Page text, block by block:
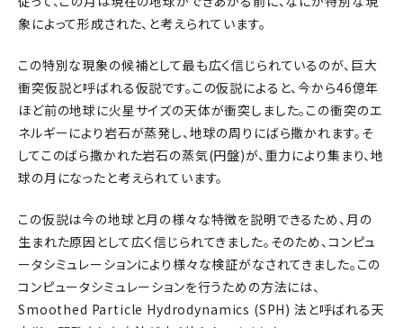
象によって形成された、と考えられています。
この特別な現象の候補として最も広く信じられているのが、巨大
衝突仮説と呼ばれる仮説です。この仮説によると、今から46億年
ほど前の地球に火星サイズの天体が衝突しました。この衝突のエ
ネルギーにより岩石が蒸発し、地球の周りにばら撒かれます。そ
してこのばら撒かれた岩石の蒸気(円盤)が、重力により集まり、地
球の月になったと考えられています。
この仮説は今の地球と月の様々な特徴を説明できるため、月の
生まれた原因として広く信じられてきました。そのため、コンピュ
ータシミュレーションにより様々な検証がなされてきました。この
コンピュータシミュレーションを行うための方法には、
Smoothed Particle Hydrodynamics (SPH) 法と呼ばれる天